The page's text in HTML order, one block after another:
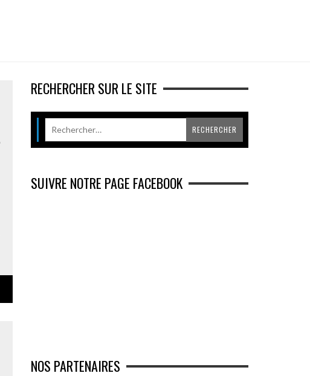
RECHERCHER SUR LE SITE
SUIVRE NOTRE PAGE FACEBOOK
NOS PARTENAIRES